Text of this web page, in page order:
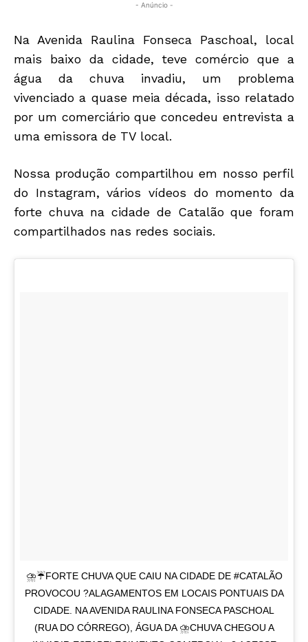
- Anúncio -
Na Avenida Raulina Fonseca Paschoal, local
mais baixo da cidade, teve comércio que a
água da chuva invadiu, um problema
vivenciado a quase meia década, isso relatado
por um comerciário que concedeu entrevista a
uma emissora de TV local.
Nossa produção compartilhou em nosso perfil
do Instagram, vários vídeos do momento da
forte chuva na cidade de Catalão que foram
compartilhados nas redes sociais.
⛈☔FORTE CHUVA QUE CAIU NA CIDADE DE #CATALÃO
PROVOCOU ?ALAGAMENTOS EM LOCAIS PONTUAIS DA
CIDADE. NA AVENIDA RAULINA FONSECA PASCHOAL
(RUA DO CÓRREGO), ÁGUA DA ⛈CHUVA CHEGOU A